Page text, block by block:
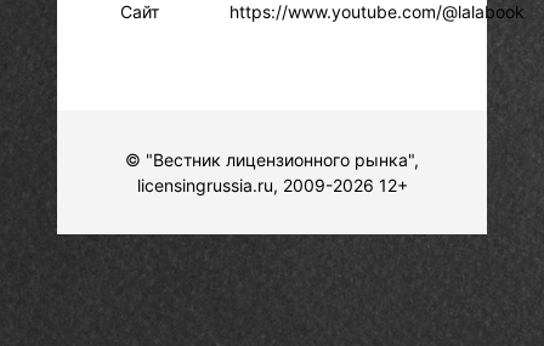
Сайт https://www.youtube.com/@lalabook
© "Вестник лицензионного рынка",
licensingrussia.ru, 2009-2026 12+